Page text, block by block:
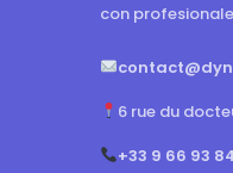
con
6 rue du
+33 9 66 93